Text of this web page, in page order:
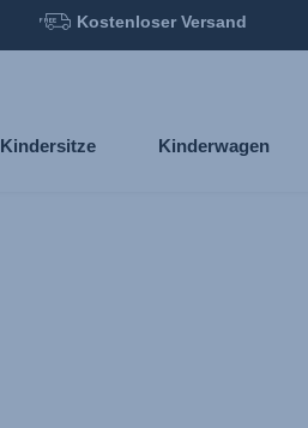
Kostenloser Versand
Kindersitze Kinderwagen